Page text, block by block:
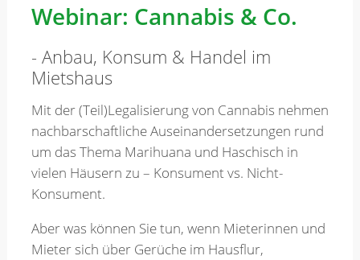
Beratung
Unternehmen
News
Kontakt
Webinar: Cannabis & Co.
- Anbau, Konsum & Handel im
Mietshaus
Mit der (Teil)Legalisierung von Cannabis nehmen
nachbarschaftliche Auseinandersetzungen rund
um das Thema Marihuana und Haschisch in
vielen Häusern zu – Konsument vs. Nicht-
Konsument.
Aber was können Sie tun, wenn Mieterinnen und
Mieter sich über Gerüche im Hausflur,